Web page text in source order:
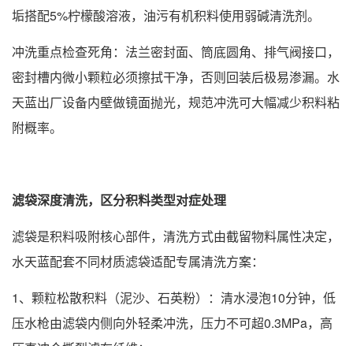
垢搭配5%柠檬酸溶液，油污有机积料使用弱碱清洗剂。
冲洗重点检查死角：法兰密封面、筒底圆角、排气阀接口，
密封槽内微小颗粒必须擦拭干净，否则回装后极易渗漏。水
天蓝出厂设备内壁做镜面抛光，规范冲洗可大幅减少积料粘
附概率。
滤袋深度清洗，区分积料类型对症处理
滤袋是积料吸附核心部件，清洗方式由截留物料属性决定，
水天蓝配套不同材质滤袋适配专属清洗方案：
1、颗粒松散积料（泥沙、石英粉）：清水浸泡10分钟，低
压水枪由滤袋内侧向外轻柔冲洗，压力不可超0.3MPa，高